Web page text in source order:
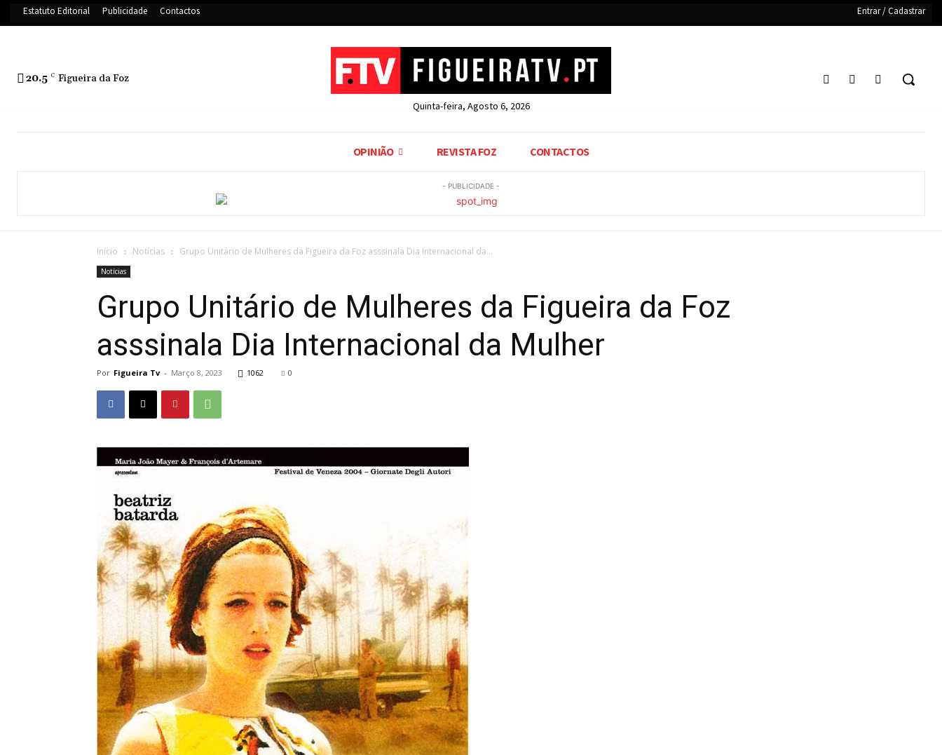
Estatuto Editorial Publicidade Contactos Entrar / Cadastrar
20.5 C Figueira da Foz
Quinta-feira, Agosto 6, 2026
OPINIÃO REVISTA FOZ CONTACTOS
- PUBLICIDADE -
Início Notícias Grupo Unitário de Mulheres da Figueira da Foz asssinala Dia Internacional da...
Notícias
Grupo Unitário de Mulheres da Figueira da Foz
asssinala Dia Internacional da Mulher
Por Figueira Tv - Março 8, 2023 1062 0